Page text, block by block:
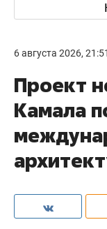
6 августа 2026, 21:51
Проект
Камала